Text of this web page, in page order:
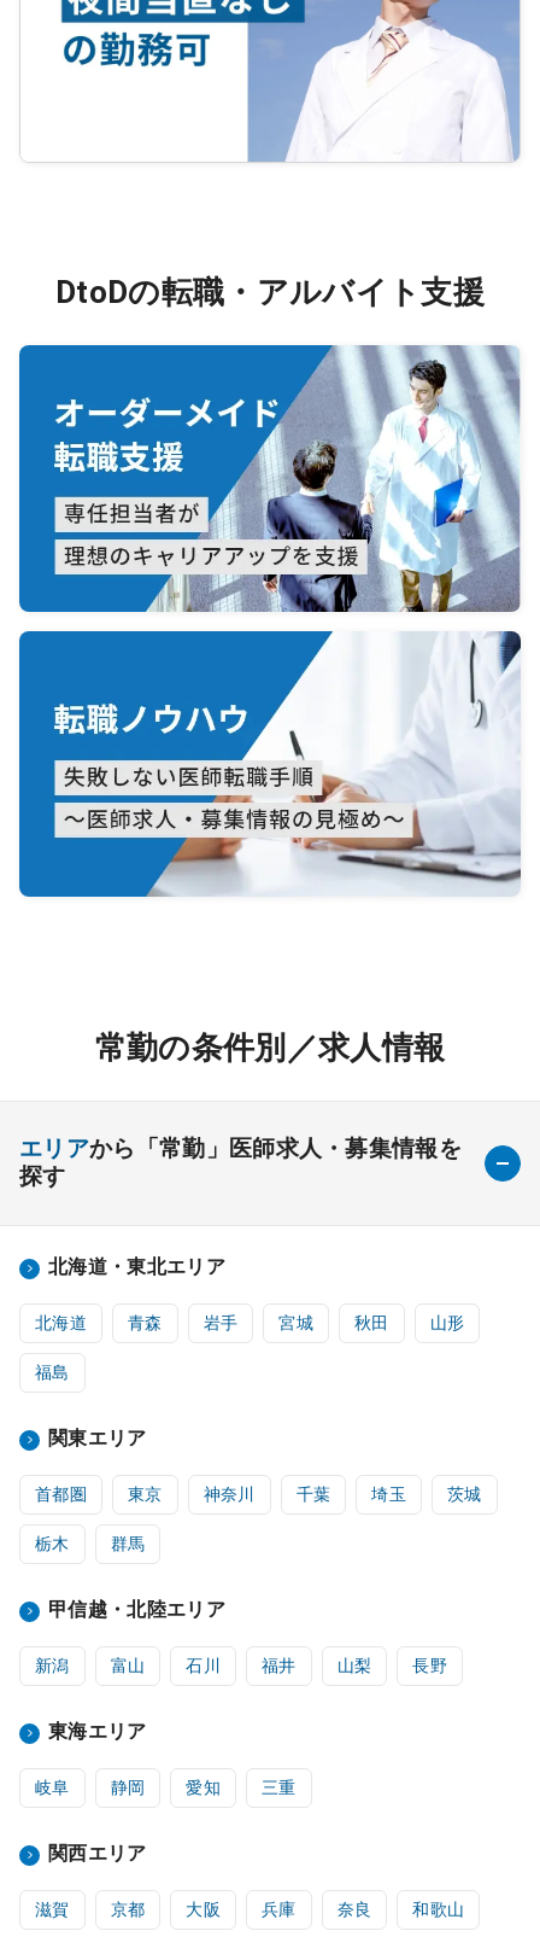
DtoDの転職・アルバイト支援
常勤の条件別／求人情報
エリアから「常勤」医師求人・募集情報を
探す
北海道・東北エリア
北海道 青森 岩手 宮城 秋田 山形
福島
関東エリア
首都圏 東京 神奈川 千葉 埼玉 茨城
栃木 群馬
甲信越・北陸エリア
新潟 富山 石川 福井 山梨 長野
東海エリア
岐阜 静岡 愛知 三重
関西エリア
滋賀 京都 大阪 兵庫 奈良 和歌山